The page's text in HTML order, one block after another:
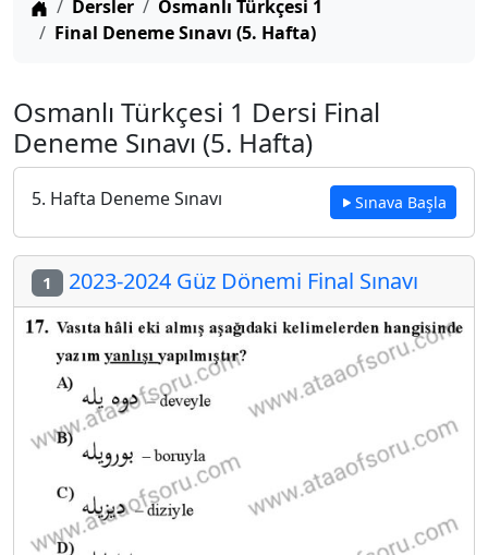
Anasayfa
Dersler
Osmanlı Türkçesi 1
Final Deneme Sınavı (5. Hafta)
Osmanlı Türkçesi 1 Dersi Final
Deneme Sınavı (5. Hafta)
5. Hafta Deneme Sınavı Sınava Başla
1 2023-2024 Güz Dönemi Final Sınavı